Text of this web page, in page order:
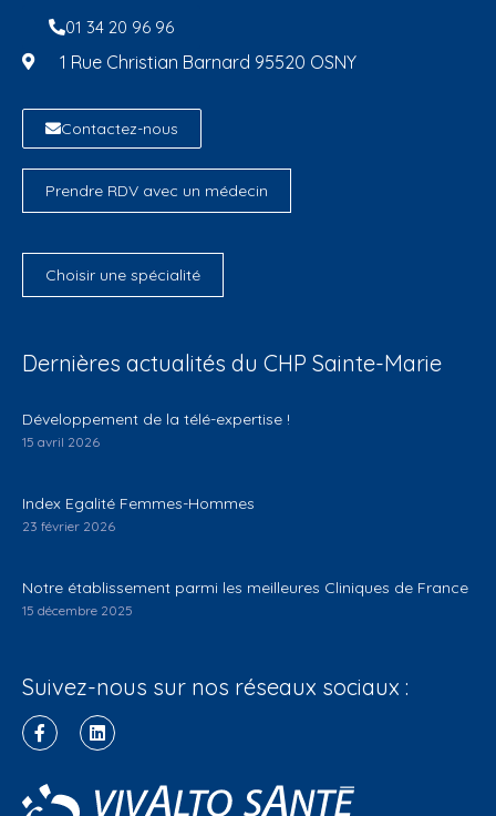
01 34 20 96 96
1 Rue Christian Barnard 95520 OSNY
Contactez-nous
Prendre RDV avec un médecin
Choisir une spécialité
Dernières actualités du CHP Sainte-Marie
Développement de la télé-expertise !
15 avril 2026
Index Egalité Femmes-Hommes
23 février 2026
Notre établissement parmi les meilleures Cliniques de France
15 décembre 2025
Suivez-nous sur nos réseaux sociaux :